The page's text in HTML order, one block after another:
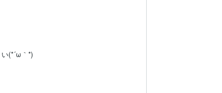
(*´ω｀*)